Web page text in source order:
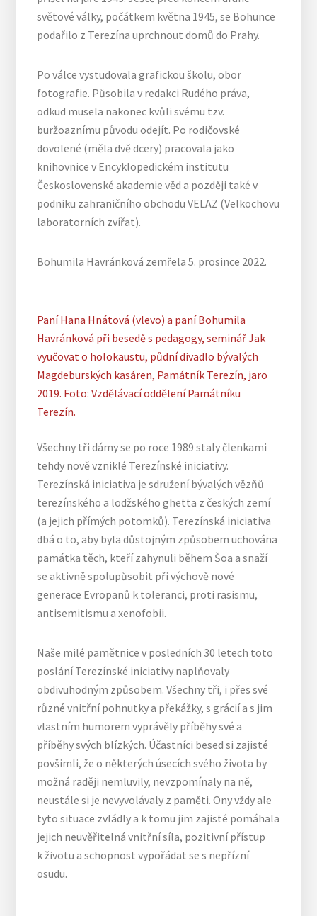
světové války, počátkem května 1945, se Bohunce
podařilo z Terezína uprchnout domů do Prahy.
Po válce vystudovala grafickou školu, obor
fotografie. Působila v redakci Rudého práva,
odkud musela nakonec kvůli svému tzv.
buržoaznímu původu odejít. Po rodičovské
dovolené (měla dvě dcery) pracovala jako
knihovnice v Encyklopedickém institutu
Československé akademie věd a později také v
podniku zahraničního obchodu VELAZ (Velkochovu
laboratorních zvířat).
Bohumila Havránková zemřela 5. prosince 2022.
Paní Hana Hnátová (vlevo) a paní Bohumila
Havránková při besedě s pedagogy, seminář Jak
vyučovat o holokaustu, půdní divadlo bývalých
Magdeburských kasáren, Památník Terezín, jaro
2019. Foto: Vzdělávací oddělení Památníku
Terezín.
­­­­­­­­­­­­­­­­­­­­­­­­­­­Všechny tři dámy se po roce 1989 staly členkami
tehdy nově vzniklé Terezínské iniciativy.
Terezínská iniciativa je sdružení bývalých vězňů
terezínského a lodžského ghetta z českých zemí
(a jejich přímých potomků). Terezínská iniciativa
dbá o to, aby byla důstojným způsobem uchována
památka těch, kteří zahynuli během Šoa a snaží
se aktivně spolupůsobit při výchově nové
generace Evropanů k toleranci, proti rasismu,
antisemitismu a xenofobii.
Naše milé pamětnice v posledních 30 letech toto
poslání Terezínské iniciativy naplňovaly
obdivuhodným způsobem. Všechny tři, i přes své
různé vnitřní pohnutky a překážky, s grácií a s jim
vlastním humorem vyprávěly příběhy své a
příběhy svých blízkých. Účastníci besed si zajisté
povšimli, že o některých úsecích svého života by
možná raději nemluvily, nevzpomínaly na ně,
neustále si je nevyvolávaly z paměti. Ony vždy ale
tyto situace zvládly a k tomu jim zajisté pomáhala
jejich neuvěřitelná vnitřní síla, pozitivní přístup
k životu a schopnost vypořádat se s nepřízní
osudu.